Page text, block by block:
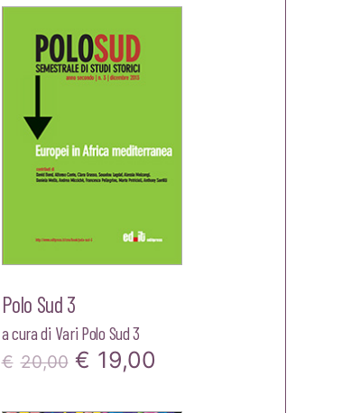
era:
€22,00.
Polo Sud 3
a cura di Vari Polo Sud 3
€ 20,00 Il
€ 19,00